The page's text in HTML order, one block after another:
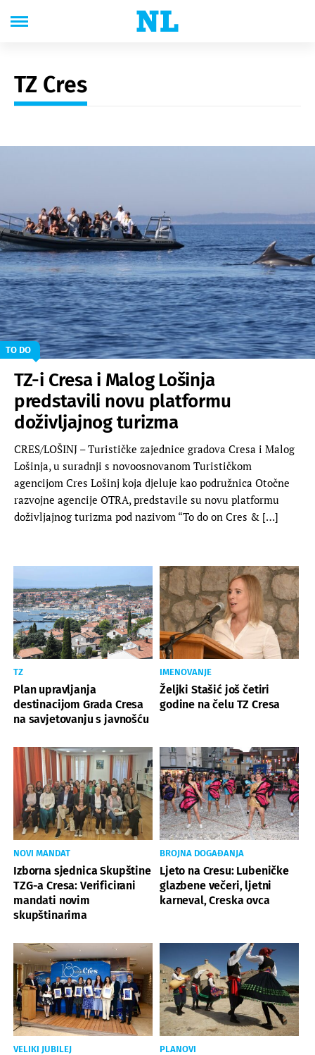
TZ Cres
TO DO
TZ-i Cresa i Malog Lošinja
predstavili novu platformu
doživljajnog turizma
CRES/LOŠINJ – Turističke zajednice gradova Cresa i Malog
Lošinja, u suradnji s novoosnovanom Turističkom
agencijom Cres Lošinj koja djeluje kao podružnica Otočne
razvojne agencije OTRA, predstavile su novu platformu
doživljajnog turizma pod nazivom “To do on Cres & […]
TZ
Plan upravljanja
destinacijom Grada Cresa
na savjetovanju s javnošću
IMENOVANJE
Željki Stašić još četiri
godine na čelu TZ Cresa
NOVI MANDAT
Izborna sjednica Skupštine
TZG-a Cresa: Verificirani
mandati novim
skupštinarima
BROJNA DOGAĐANJA
Ljeto na Cresu: Lubeničke
glazbene večeri, ljetni
karneval, Creska ovca
VELIKI JUBILEJ PLANOVI